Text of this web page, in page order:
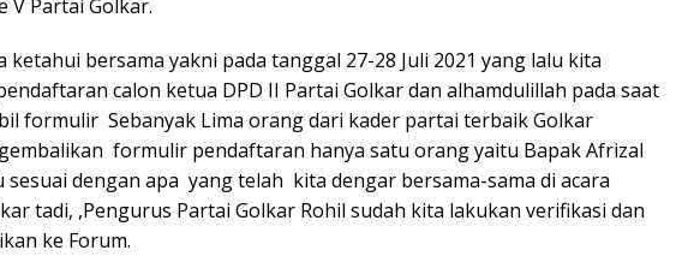
V Partai Golkar.
ketahui bersama yakni pada tanggal 27-28 Juli 2021 yang lalu kita
calon ketua DPD II Partai Golkar dan alhamdulillah pada saat
formulir Sebanyak Lima orang dari kader partai terbaik Golkar
formulir pendaftaran hanya satu orang yaitu Bapak Afrizal
dengan apa yang telah kita dengar bersama-sama di acara
tadi, ,Pengurus Partai Golkar Rohil sudah kita lakukan verifikasi dan
ke Forum.